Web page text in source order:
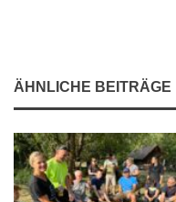
ÄHNLICHE BEITRÄGE